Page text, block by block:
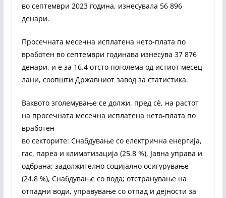
во септември 2023 година, изнесувала 56 896
денари.
Просечната месечна исплатена нето-плата по
вработен во септември годинава изнесува 37 876
денари, и е за 16.4 отсто поголема од истиот месец
лани, соопшти Државниот завод за статистика.
Ваквото зголемување се должи, пред сѐ, на растот
на просечната месечна исплатена нето-плата по
вработен
во секторите: Снабдување со електрична енергија,
гас, пареа и климатизација (25.8 %), Јавна управа и
одбрана; задолжително социјално осигурување
(24.8 %), Снабдување со вода; отстранување на
отпадни води, управување со отпад и дејности за